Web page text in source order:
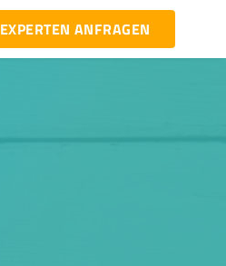
EXPERTEN ANFRAGEN